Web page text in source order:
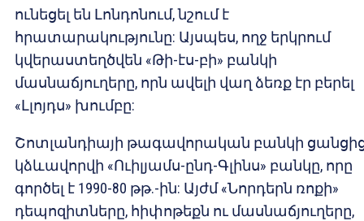
ունեցել են Լոնդոնում, նշում է
հրատարակությունը: Այսպես, ողջ երկրում
կվերաստեղծվեն «Թի-էս-բի» բանկի
մասնաճյուղերը, որն ավելի վաղ ձեռք էր բերել
«Լլոյդս» խումբը:
Շոտլանդիայի թագավորական բանկի
կձևավորվի «Ուիլյամս-ընդ-Գլինս» բանկը, որը
գործել է 1990-80 թթ.-ին: Այժմ «Նորդերն ռոքի»
դեպոզիտները, հիփոթեքն ու մասնաճյուղերը,